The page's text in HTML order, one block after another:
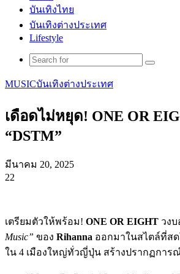
บันเทิงไทย
บันเทิงต่างประเทศ
Lifestyle
Search
MUSICบันเทิงต่างประเทศ
เดือดไม่หยุด! ONE OR
“DSTM”
มีนาคม 20, 2025
22
เตรียมตัวให้พร้อม! ONE OR EIGHT วง
Music” ของ Rihanna ออกมาในสไตล์ที่ส
ใน 4 เมืองใหญ่ทั่วญี่ปุ่น สร้างปรากฏการ